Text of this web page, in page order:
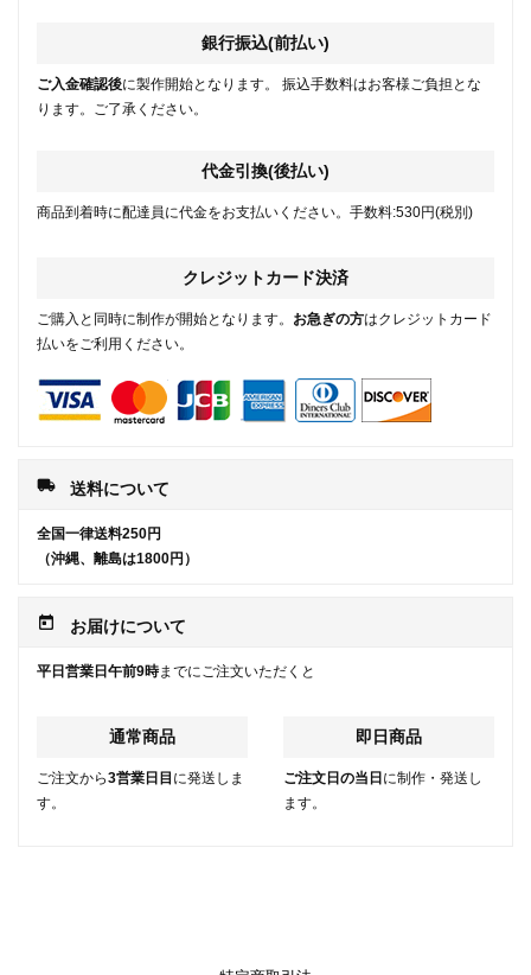
銀行振込(前払い)
ご入金確認後に製作開始となります。 振込手数料はお客様ご負担とな
ります。ご了承ください。
代金引換(後払い)
商品到着時に配達員に代金をお支払いください。手数料:530円(税別)
クレジットカード決済
ご購入と同時に制作が開始となります。 お急ぎの方はクレジットカード
払いをご利用ください。
local_shipping 送料について
全国一律送料250円
（沖縄、離島は1800円）
today お届けについて
平日営業日午前9時までにご注文いただくと
通常商品
ご注文から3営業日目 に発送しま
す。
即日商品
ご注文日の当日 に制作・発送し
ます。